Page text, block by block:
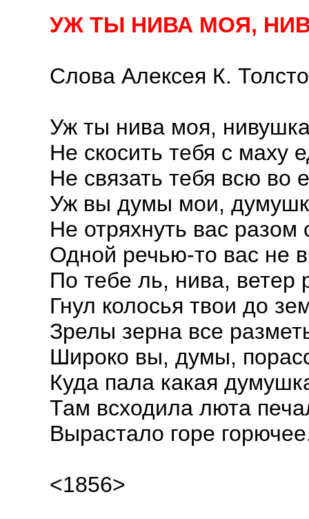
УЖ ТЫ НИВА МОЯ,
Слова Алексея К.
Уж ты нива моя,
Не скосить тебя с маху
Не связать тебя всю во
Уж вы думы мои,
Не отряхнуть вас разом
Одной речью-то вас не
По тебе ль, нива, ветер
Гнул колосья твои до
Зрелы зерна все
Широко вы, думы,
Куда пала какая
Там всходила люта
Вырастало горе
<1856>